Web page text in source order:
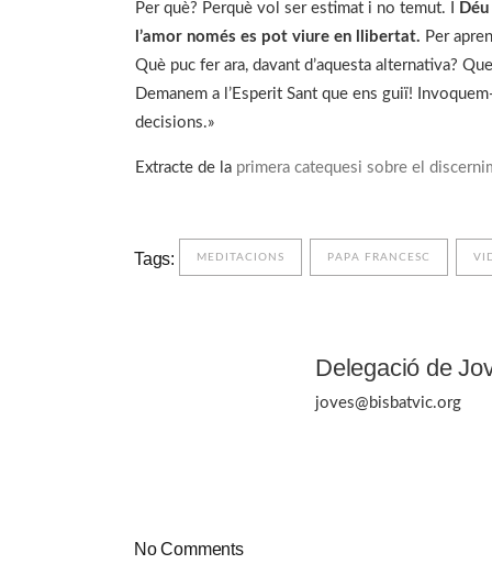
Per què? Perquè vol ser estimat i no temut. I
l’amor només es pot viure en llibertat. Per
Què puc fer ara, davant d’aquesta alternativa?
Demanem a l’Esperit Sant que ens guiï!
decisions.»
Extracte de la primera catequesi sobre el
Tags: MEDITACIONS PAPA FRANCESC
Delegació de
joves@bisbatvic.org
No Comments